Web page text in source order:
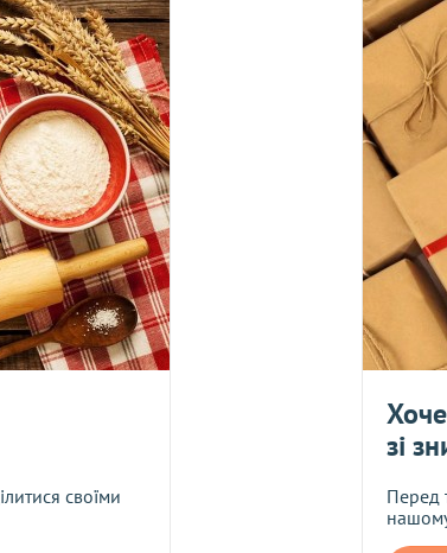
Я даю
один раз на тиждень – у четверг. Оплата
*! Товари з категорії "
", відправляються за
оператора і не поширюється на
статус доставки Вашого замовлення
протягом 14 днів. Харчові продукти, придатні
своїми
зі
Перед